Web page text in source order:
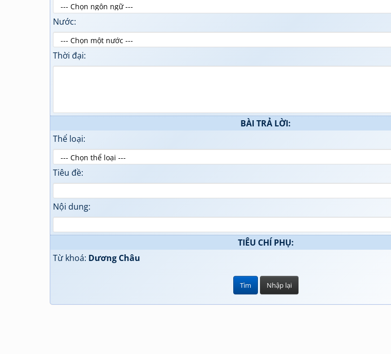
Nước:
Thời đại:
BÀI TRẢ LỜI:
Thể loại:
Tiêu đề:
Nội dung:
TIÊU CHÍ PHỤ:
Từ khoá: Dương Châu